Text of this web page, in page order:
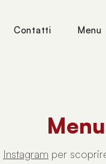
Contatti Menu
Menu
Instagram per